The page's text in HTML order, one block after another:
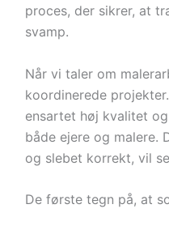
proces, der sikrer, at
svamp.
Når vi taler om
koordinerede
ensartet høj kvalitet
både ejere og malere.
og slebet korrekt, vil
De første tegn på, at